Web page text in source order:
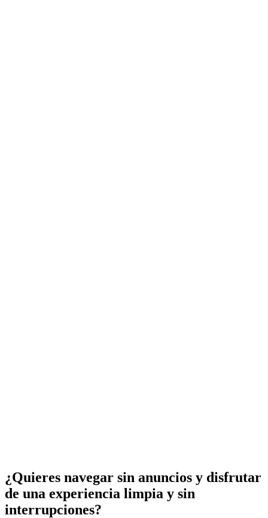
¿Quieres navegar sin anuncios y disfrutar
de una experiencia limpia y sin
interrupciones?